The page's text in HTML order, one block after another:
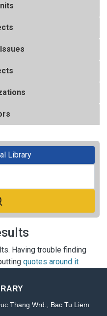
Library
Having trouble finding
quotes around it
Thang Wrd., Bac Tu Liem